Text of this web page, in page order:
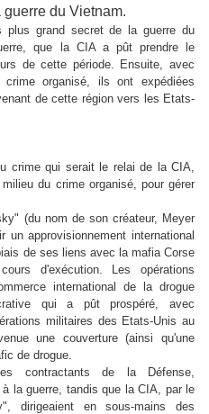
du Vietnam.
grand secret de la guerre du
que la CIA a pût prendre le
de cette période. Ensuite, avec
organisé, ils ont expédiées
de cette région vers les Etats-
crime qui serait le relai de la CIA,
du crime organisé, pour gérer
(du nom de son créateur, Meyer
un approvisionnement international
de ses liens avec la mafia Corse
d'exécution. Les opérations
international de la drogue
qui a pût prospéré, avec
militaires des Etats-Unis au
une couverture (ainsi qu'une
de drogue.
contractants de la Défense,
la guerre, tandis que la CIA, par le
dirigeaient en sous-mains des